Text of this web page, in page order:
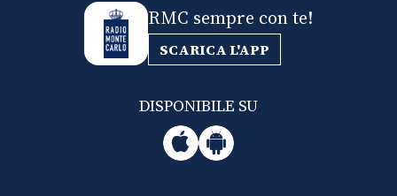
RMC sempre con te!
SCARICA L'APP
DISPONIBILE SU